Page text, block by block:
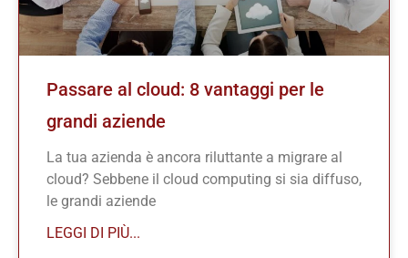
Passare al cloud: 8 vantaggi per le
grandi aziende
La tua azienda è ancora riluttante a migrare al
cloud? Sebbene il cloud computing si sia diffuso,
le grandi aziende
LEGGI DI PIÙ...